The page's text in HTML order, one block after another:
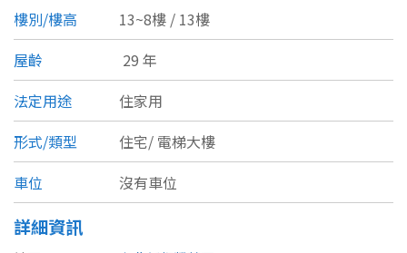
桃園市
新竹市
新竹縣
苗栗縣
台中市
類型(可複選)
公寓
別墅 透天厝
農舍 辦公
樓別/樓高
13~8樓 / 13樓
屋齡
29 年
法定用途
住家用
形式/類型
住宅/ 電梯大樓
車位
沒有車位
詳細資訊